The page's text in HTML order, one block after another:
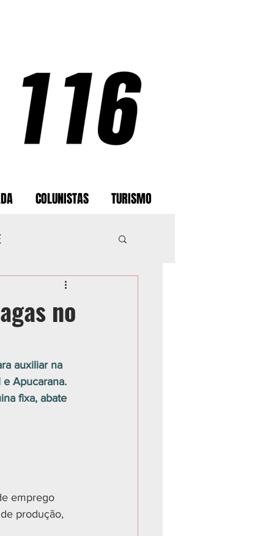
COLUNISTAS TURISMO
no
auxiliar na
Apucarana.
fixa, abate
emprego
produção,